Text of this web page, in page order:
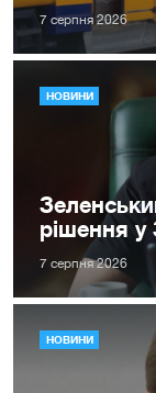
7 серпня 2026
НОВИНИ
рішення
7 серпня 2026
НОВИНИ